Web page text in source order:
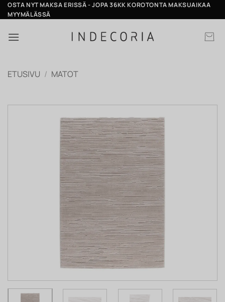
Skip
to
OSTA NYT MAKSA ERISSÄ - JOPA 36KK KOROTONTA MAKSUAIKAA
MYYMÄLÄSSÄ
ETUSIVU / MATOT